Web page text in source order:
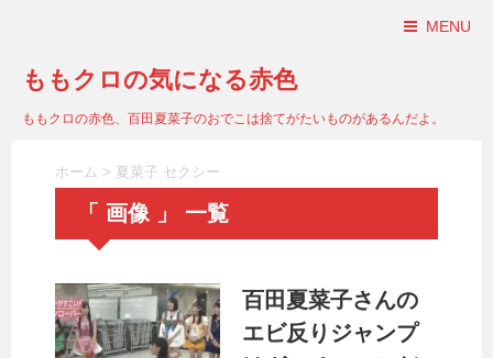
MENU
ももクロの気になる赤色
ももクロの赤色、百田夏菜子のおでこは捨てがたいものがあるんだよ。
ホーム > 夏菜子 セクシー
「 画像 」 一覧
百田夏菜子さんの
エビ反りジャンプ